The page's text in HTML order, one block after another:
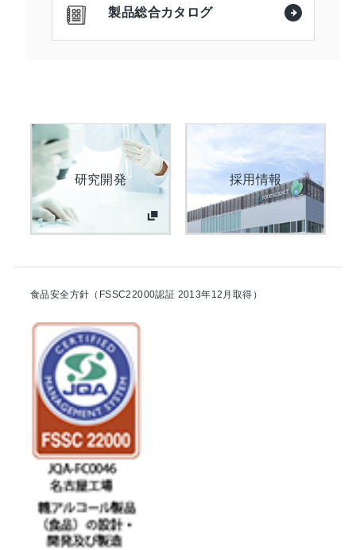
製品総合カタログ
研究開発 採用情報
食品安全方針（FSSC22000認証 2013年12月取得）